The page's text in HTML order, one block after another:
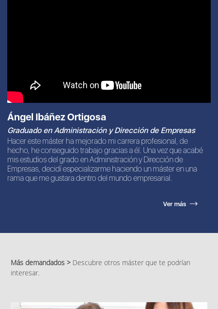
Ángel Ibáñez Ortigosa
Graduado en Administración y Dirección de Empresas
Hacer este máster ha mejorado mi carrera profesional, de
hecho, he conseguido trabajo gracias a él. Una vez que acabé
mis estudios del grado en Administración y Dirección de
Empresas, decidí especializarme haciendo un máster en una
rama que me gustara dentro del mundo empresarial.
Ver más
Más demandados > Descubre otros máster que te podrían
interesar.